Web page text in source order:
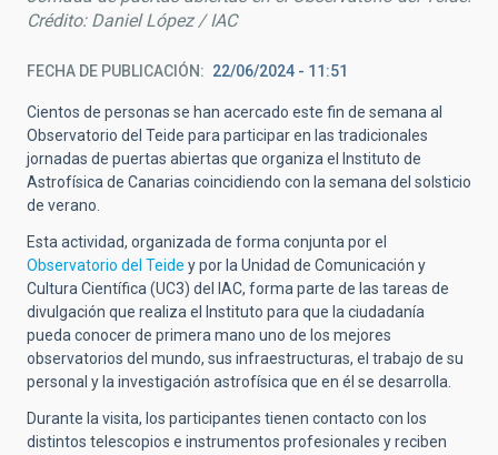
Crédito: Daniel López / IAC
FECHA DE PUBLICACIÓN 22/06/2024 - 11:51
Cientos de personas se han acercado este fin de semana al
Observatorio del Teide para participar en las tradicionales
jornadas de puertas abiertas que organiza el Instituto de
Astrofísica de Canarias coincidiendo con la semana del solsticio
de verano.
Esta actividad, organizada de forma conjunta por el
Observatorio del Teide y por la Unidad de Comunicación y
Cultura Científica (UC3) del IAC, forma parte de las tareas de
divulgación que realiza el Instituto para que la ciudadanía
pueda conocer de primera mano uno de los mejores
observatorios del mundo, sus infraestructuras, el trabajo de su
personal y la investigación astrofísica que en él se desarrolla.
Durante la visita, los participantes tienen contacto con los
distintos telescopios e instrumentos profesionales y reciben